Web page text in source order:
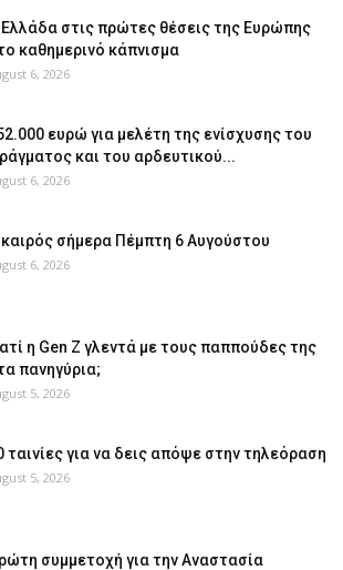
στις πρώτες θέσεις της Ευρώπης
καθημερινό κάπνισμα
6, 2026
ευρώ για μελέτη της ενίσχυσης του
και του αρδευτικού...
6, 2026
σήμερα Πέμπτη 6 Αυγούστου
6, 2026
η Gen Z γλεντά με τους παππούδες της
πανηγύρια;
5, 2026
ταινίες για να δεις απόψε στην τηλεόραση
5, 2026
συμμετοχή για την Αναστασία